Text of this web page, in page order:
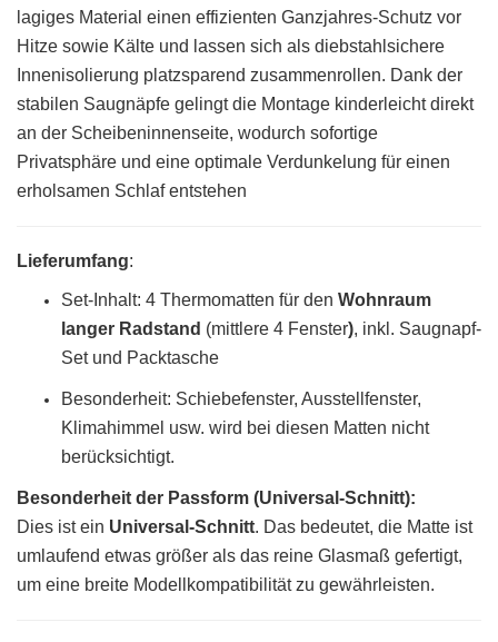
lagiges Material einen effizienten Ganzjahres-Schutz vor
Hitze sowie Kälte und lassen sich als diebstahlsichere
Innenisolierung platzsparend zusammenrollen. Dank der
stabilen Saugnäpfe gelingt die Montage kinderleicht direkt
an der Scheibeninnenseite, wodurch sofortige
Privatsphäre und eine optimale Verdunkelung für einen
erholsamen Schlaf entstehen
Lieferumfang:
Set-Inhalt: 4 Thermomatten für den Wohnraum
langer Radstand (mittlere 4 Fenster), inkl. Saugnapf-
Set und Packtasche
Besonderheit: Schiebefenster, Ausstellfenster,
Klimahimmel usw. wird bei diesen Matten nicht
berücksichtigt.
Besonderheit der Passform (Universal-Schnitt):
Dies ist ein Universal-Schnitt. Das bedeutet, die Matte ist
umlaufend etwas größer als das reine Glasmaß gefertigt,
um eine breite Modellkompatibilität zu gewährleisten.